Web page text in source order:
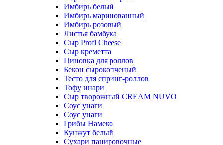
Имбирь белый
Имбирь маринованный
Имбирь розовый
Листья бамбука
Сыр Profi Cheese
Сыр креметта
Циновка для роллов
Бекон сырокопченый
Тесто для спринг-роллов
Тофу инари
Сыр творожный CREАM NUVO
Соус унаги
Соус унаги
Грибы Намеко
Кунжут белый
Сухари панировочные